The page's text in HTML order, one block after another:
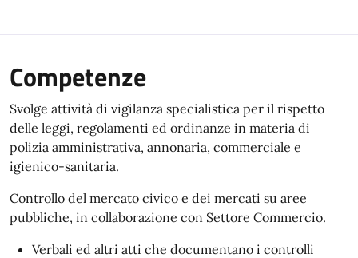
Competenze
Svolge attività di vigilanza specialistica per il rispetto
delle leggi, regolamenti ed ordinanze in materia di
polizia amministrativa, annonaria, commerciale e
igienico-sanitaria.
Controllo del mercato civico e dei mercati su aree
pubbliche, in collaborazione con Settore Commercio.
Verbali ed altri atti che documentano i controlli